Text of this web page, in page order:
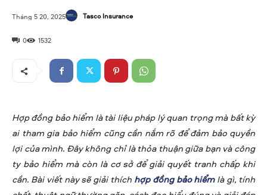
0 1532
Tháng 5 20, 2025 Tasco Insurance
Hợp đồng bảo hiểm là tài liệu pháp lý quan trọng mà bất kỳ
ai tham gia bảo hiểm cũng cần nắm rõ để đảm bảo quyền
lợi của mình. Đây không chỉ là thỏa thuận giữa bạn và công
ty bảo hiểm mà còn là cơ sở để giải quyết tranh chấp khi
cần. Bài viết này sẽ giải thích hợp đồng bảo hiểmlà gì, tính